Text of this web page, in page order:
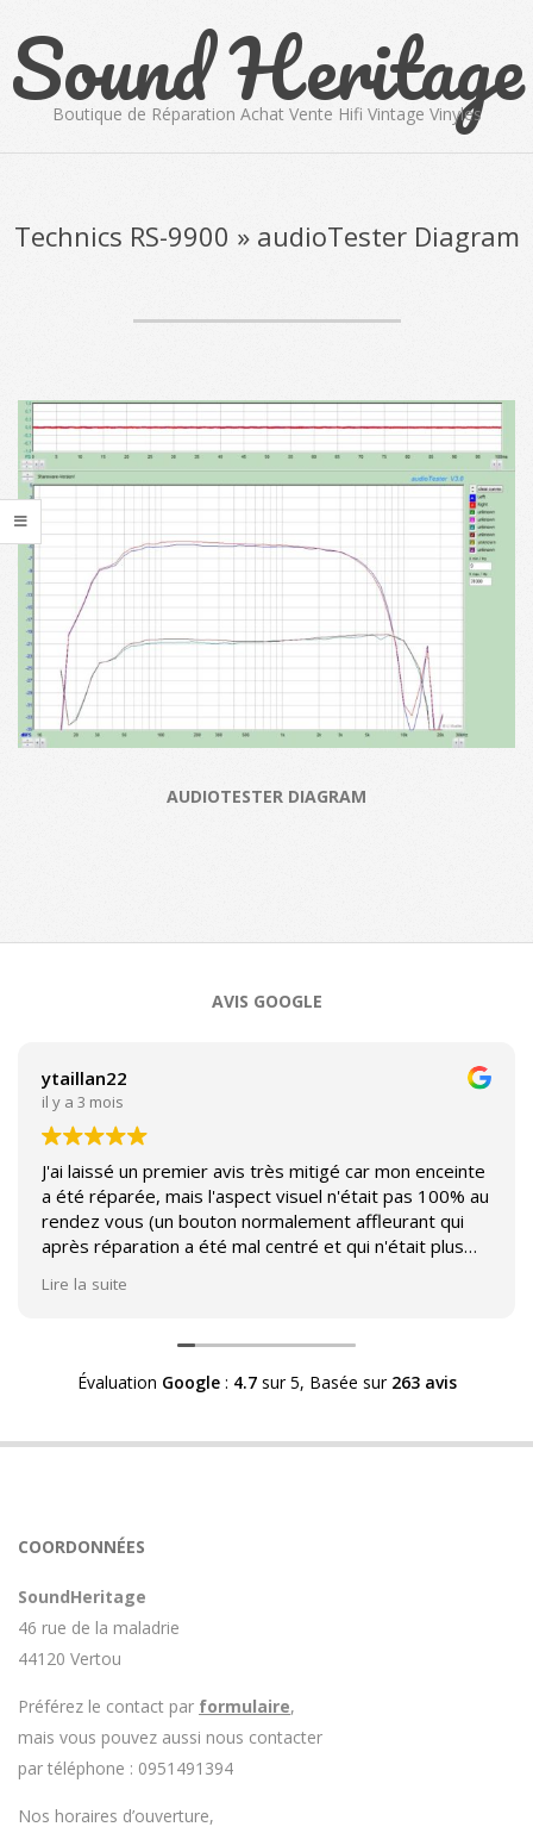
content
Sound Heritage
Boutique de Réparation Achat Vente Hifi Vintage Vinyles
Menu
Technics RS-9900 » audioTester Diagram
AUDIOTESTER DIAGRAM
05-
AVIS GOOGLE
ytaillan22
il y a 3 mois
J'ai laissé un premier avis très mitigé car mon enceinte
a été réparée, mais l'aspect visuel n'était pas 100% au
rendez vous (un bouton normalement affleurant qui
après réparation a été mal centré et qui n'était plus
Héritage afin d'échanger sur mon expérience et on
m'a fourni des explications sur le pourquoi cet aspect
visuel.
enceinte n'est plus fabriqué (et donc vendu) et que
Avoir ce genre d'explication est utile et valorisant pour
rendez le matériel.
Lire la suite
Évaluation Google: 4.7sur 5, Basée sur 263 avis
COORDONNÉES
SoundHeritage
46 rue de la maladrie
44120 Vertou
Préférez le contact par formulaire,
mais vous pouvez aussi nous contacter
par téléphone : 0951491394
Nos horaires d’ouverture,